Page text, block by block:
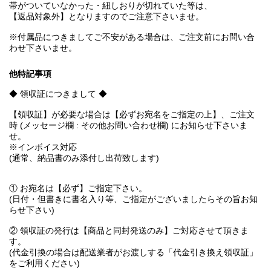
帯がついていなかった・紐しおりが切れていた等は、
【返品対象外】となりますのでご注意下さいませ。
※付属品につきましてご不安がある場合は、ご注文前にお問い合
わせ下さいませ。
他特記事項
◆ 領収証につきまして ◆
【領収証】が必要な場合は【必ずお宛名をご指定の上】、ご注文
時 (メッセージ欄 : その他お問い合わせ欄) にお知らせ下さいま
せ。
※インボイス対応
(通常、納品書のみ添付し出荷致します)
① お宛名は【必ず】ご指定下さい。
(日付・但書きに書名入り等、ご指定がございましたらその旨お知
らせ下さい)
② 領収証の発行は【商品と同封発送のみ】ご対応させて頂きま
す。
(代金引換の場合は配送業者がお渡しする「代金引き換え領収証」
をご利用ください)